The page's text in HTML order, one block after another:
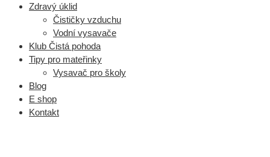
Zdravý úklid
Čističky vzduchu
Vodní vysavače
Klub Čistá pohoda
Tipy pro mateřinky
Vysavač pro školy
Blog
E shop
Kontakt